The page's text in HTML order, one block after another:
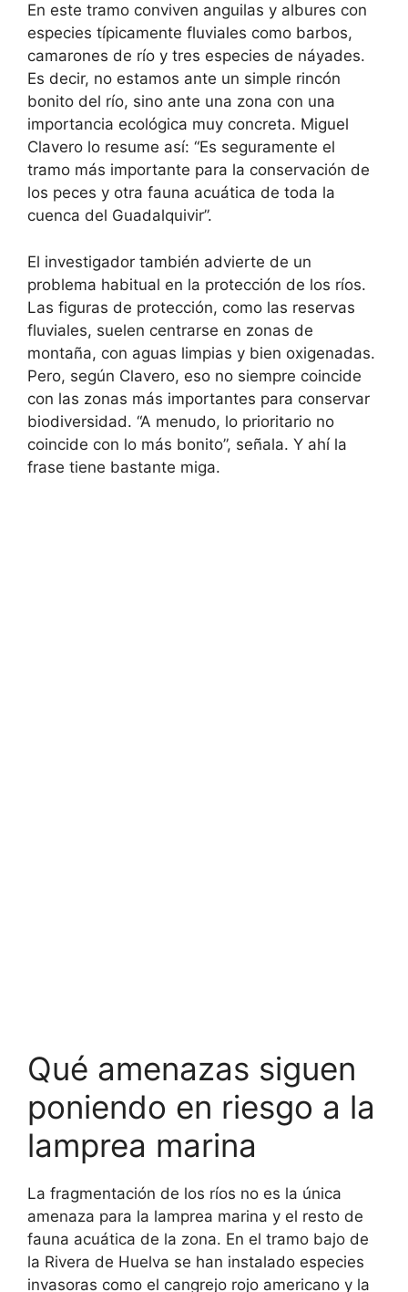
En este tramo conviven anguilas y albures con
especies típicamente fluviales como barbos,
camarones de río y tres especies de náyades.
Es decir, no estamos ante un simple rincón
bonito del río, sino ante una zona con una
importancia ecológica muy concreta. Miguel
Clavero lo resume así: “Es seguramente el
tramo más importante para la conservación de
los peces y otra fauna acuática de toda la
cuenca del Guadalquivir”.
El investigador también advierte de un
problema habitual en la protección de los ríos.
Las figuras de protección, como las reservas
fluviales, suelen centrarse en zonas de
montaña, con aguas limpias y bien oxigenadas.
Pero, según Clavero, eso no siempre coincide
con las zonas más importantes para conservar
biodiversidad. “A menudo, lo prioritario no
coincide con lo más bonito”, señala. Y ahí la
frase tiene bastante miga.
Qué amenazas siguen
poniendo en riesgo a la
lamprea marina
La fragmentación de los ríos no es la única
amenaza para la lamprea marina y el resto de
fauna acuática de la zona. En el tramo bajo de
la Rivera de Huelva se han instalado especies
invasoras como el cangrejo rojo americano y la